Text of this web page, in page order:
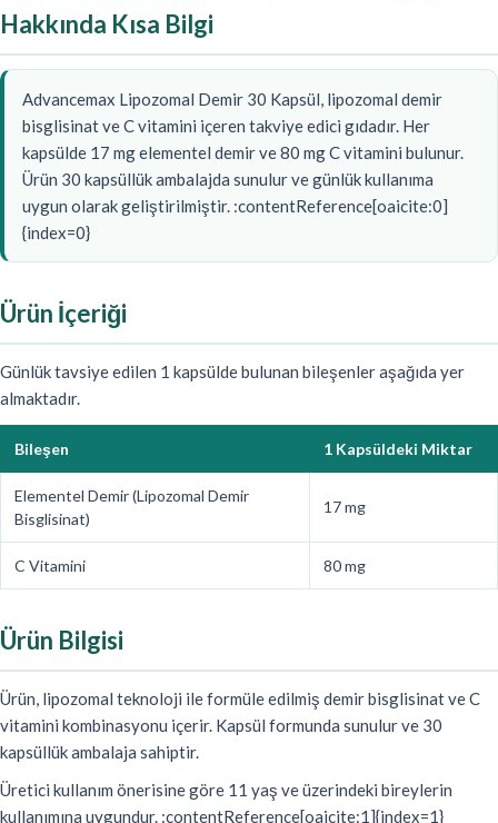
Hakkında Kısa Bilgi
Advancemax Lipozomal Demir 30 Kapsül, lipozomal demir
bisglisinat ve C vitamini içeren takviye edici gıdadır. Her
kapsülde 17 mg elementel demir ve 80 mg C vitamini bulunur.
Ürün 30 kapsüllük ambalajda sunulur ve günlük kullanıma
uygun olarak geliştirilmiştir. :contentReference[oaicite:0]
{index=0}
Ürün İçeriği
Günlük tavsiye edilen 1 kapsülde bulunan bileşenler aşağıda yer
almaktadır.
Bileşen 1 Kapsüldeki Miktar
Elementel Demir (Lipozomal Demir
Bisglisinat)
17 mg
C Vitamini 80 mg
Ürün Bilgisi
Ürün, lipozomal teknoloji ile formüle edilmiş demir bisglisinat ve C
vitamini kombinasyonu içerir. Kapsül formunda sunulur ve 30
kapsüllük ambalaja sahiptir.
Üretici kullanım önerisine göre 11 yaş ve üzerindeki bireylerin
kullanımına uygundur. :contentReference[oaicite:1]{index=1}